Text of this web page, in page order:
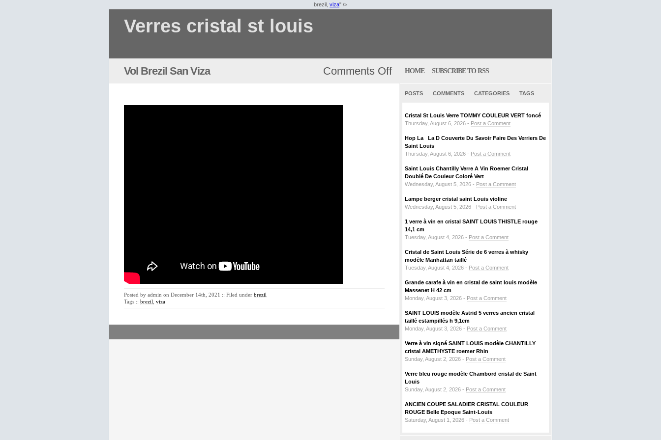
brezil, viza" />
Verres cristal st louis
Vol Brezil San Viza Comments Off
Posted by admin on December 14th, 2021 :: Filed under brezil
Tags :: brezil viza
HOME SUBSCRIBE TO RSS
POSTS COMMENTS CATEGORIES TAGS
Cristal St Louis Verre TOMMY COULEUR VERT foncé
Thursday, August 6, 2026 - Post a Comment
Hop La La D Couverte Du Savoir Faire Des Verriers De
Saint Louis
Thursday, August 6, 2026 - Post a Comment
Saint Louis Chantilly Verre A Vin Roemer Cristal
Doublé De Couleur Coloré Vert
Wednesday, August 5, 2026 - Post a Comment
Lampe berger cristal saint Louis violine
Wednesday, August 5, 2026 - Post a Comment
1 verre à vin en cristal SAINT LOUIS THISTLE rouge
14,1 cm
Tuesday, August 4, 2026 - Post a Comment
Cristal de Saint Louis Série de 6 verres à whisky
modèle Manhattan taillé
Tuesday, August 4, 2026 - Post a Comment
Grande carafe à vin en cristal de saint louis modèle
Massenet H 42 cm
Monday, August 3, 2026 - Post a Comment
SAINT LOUIS modèle Astrid 5 verres ancien cristal
taillé estampillés h 9,1cm
Monday, August 3, 2026 - Post a Comment
Verre à vin signé SAINT LOUIS modèle CHANTILLY
cristal AMETHYSTE roemer Rhin
Sunday, August 2, 2026 - Post a Comment
Verre bleu rouge modèle Chambord cristal de Saint
Louis
Sunday, August 2, 2026 - Post a Comment
ANCIEN COUPE SALADIER CRISTAL COULEUR
ROUGE Belle Epoque Saint-Louis
Saturday, August 1, 2026 - Post a Comment